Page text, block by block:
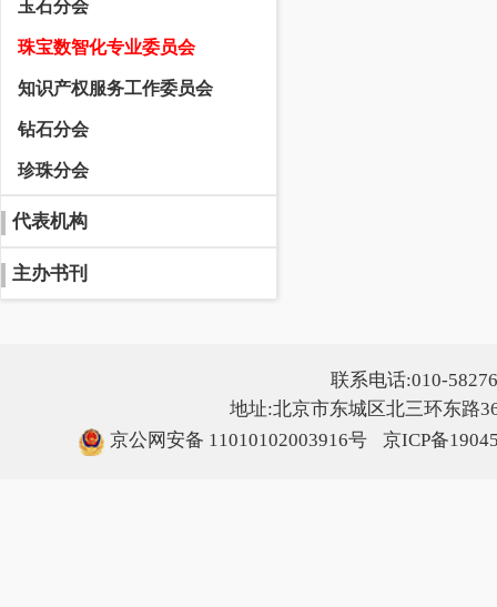
玉石分会
珠宝数智化专业委员会
知识产权服务工作委员会
钻石分会
珍珠分会
代表机构
主办书刊
联系电话:010-
地址:北京市东城区北三环东路
京公网安备 11010102003916号
京ICP备